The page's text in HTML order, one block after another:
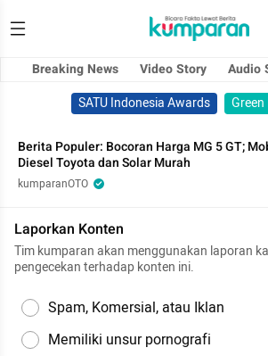
Breaking News Video Story Audio
SATU Indonesia Awards
Berita Populer: Bocoran Harga MG 5 GT;
Diesel Toyota dan Solar Murah
kumparanOTO
Laporkan Konten
Tim kumparan akan menggunakan laporan
pengecekan terhadap konten ini.
Spam, Komersial, atau Iklan
Memiliki unsur pornografi